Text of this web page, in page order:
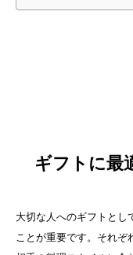
ギフトに最
大切な人へのギフトとし
ことが重要です。それ